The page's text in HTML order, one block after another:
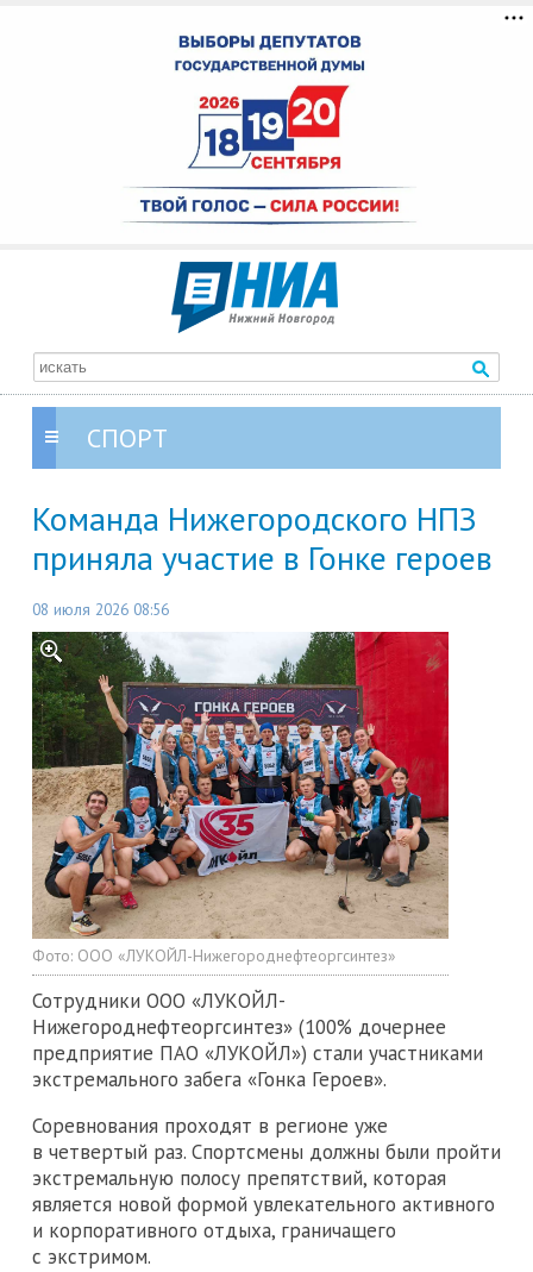
СПОРТ
Команда Нижегородского НПЗ
приняла участие в Гонке героев
08 июля 2026 08:56
Фото: ООО «ЛУКОЙЛ-Нижегороднефтеоргсинтез»
Сотрудники ООО «ЛУКОЙЛ-
Нижегороднефтеоргсинтез» (100% дочернее
предприятие ПАО «ЛУКОЙЛ») стали участниками
экстремального забега «Гонка Героев».
Соревнования проходят в регионе уже
в четвертый раз. Спортсмены должны были пройти
экстремальную полосу препятствий, которая
является новой формой увлекательного активного
и корпоративного отдыха, граничащего
с экстримом.